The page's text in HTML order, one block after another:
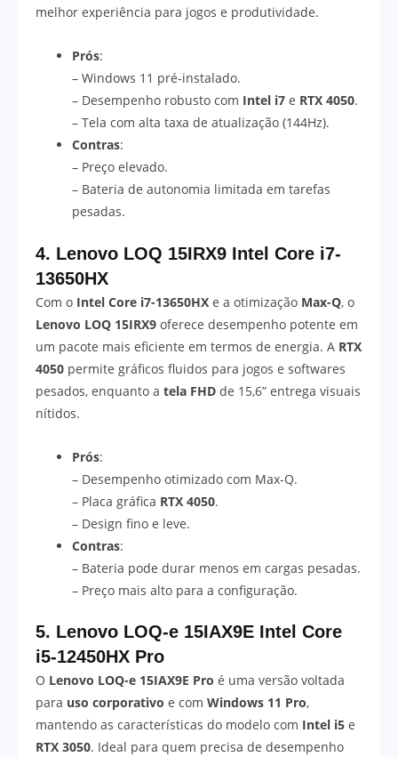
melhor experiência para jogos e produtividade.
Prós:
– Windows 11 pré-instalado.
– Desempenho robusto com Intel i7 e RTX 4050.
– Tela com alta taxa de atualização (144Hz).
Contras:
– Preço elevado.
– Bateria de autonomia limitada em tarefas
pesadas.
4. Lenovo LOQ 15IRX9 Intel Core i7-
13650HX
Com o Intel Core i7-13650HX e a otimização Max-Q, o
Lenovo LOQ 15IRX9 oferece desempenho potente em
um pacote mais eficiente em termos de energia. A RTX
4050 permite gráficos fluidos para jogos e softwares
pesados, enquanto a tela FHD de 15,6” entrega visuais
nítidos.
Prós:
– Desempenho otimizado com Max-Q.
– Placa gráfica RTX 4050.
– Design fino e leve.
Contras:
– Bateria pode durar menos em cargas pesadas.
– Preço mais alto para a configuração.
5. Lenovo LOQ-e 15IAX9E Intel Core
i5-12450HX Pro
O Lenovo LOQ-e 15IAX9E Pro é uma versão voltada
para uso corporativo e com Windows 11 Pro,
mantendo as características do modelo com Intel i5 e
RTX 3050. Ideal para quem precisa de desempenho